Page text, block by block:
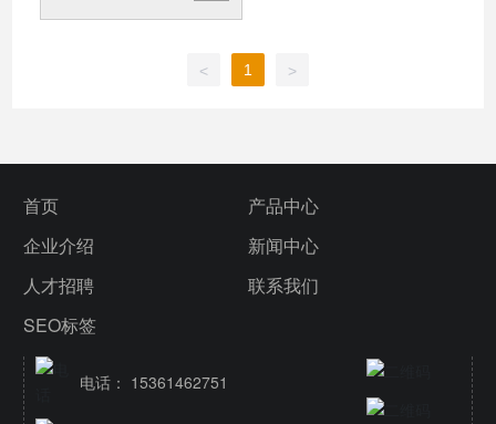
< 1 >
首页
产品中心
企业介绍
新闻中心
人才招聘
联系我们
SEO标签
电话： 15361462751